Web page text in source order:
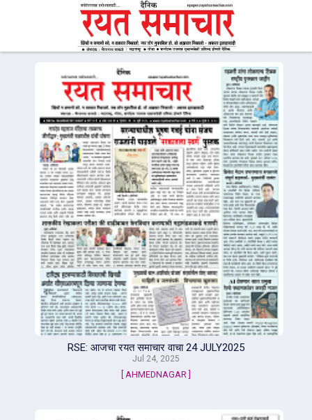
RSE: आजचा रयत समाचार वाचा 24 JULY2025
Jul 24, 2025
[ AHMEDNAGAR ]